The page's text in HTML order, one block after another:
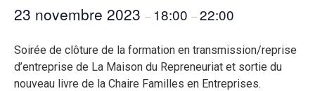
23 novembre 2023 – 18:00 –22:00
Soirée de clôture de la formation en transmission/reprise
d’entreprise de La Maison du Repreneuriat et sortie du
nouveau livre de la Chaire Familles en Entreprises.